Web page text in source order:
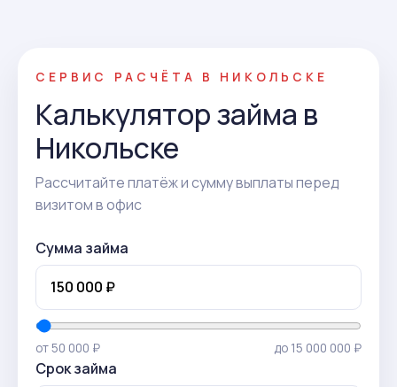
СЕРВИС РАСЧЁТА В НИКОЛЬСКЕ
Калькулятор займа в
Никольске
Рассчитайте платёж и сумму выплаты перед
визитом в офис
Сумма займа
от 50 000 ₽ до 15 000 000 ₽
Срок займа